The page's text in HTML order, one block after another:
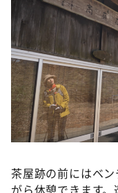
茶屋跡の前にはベ
がら休憩できます